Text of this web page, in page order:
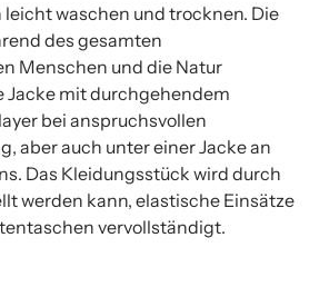
waschen und trocknen. Die
des gesamten
Menschen und die Natur
Jacke mit durchgehendem
bei anspruchsvollen
aber auch unter einer Jacke an
Das Kleidungsstück wird durch
werden kann, elastische Einsätze
vervollständigt.